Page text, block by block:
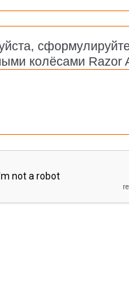
колёсами Razor